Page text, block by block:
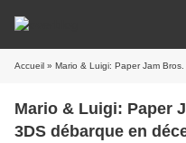
Accueil
Mario & Luigi: Paper
3DS‏ débarque en